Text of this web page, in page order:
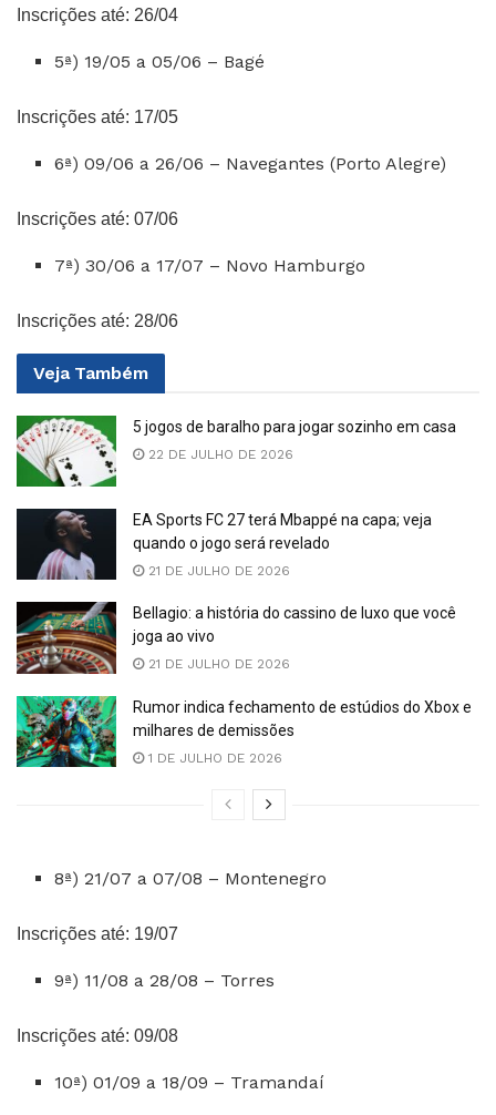
Inscrições até: 26/04
5ª) 19/05 a 05/06 – Bagé
Inscrições até: 17/05
6ª) 09/06 a 26/06 – Navegantes (Porto Alegre)
Inscrições até: 07/06
7ª) 30/06 a 17/07 – Novo Hamburgo
Inscrições até: 28/06
Veja Também
5 jogos de baralho para jogar sozinho em casa
22 DE JULHO DE 2026
EA Sports FC 27 terá Mbappé na capa; veja
quando o jogo será revelado
21 DE JULHO DE 2026
Bellagio: a história do cassino de luxo que você
joga ao vivo
21 DE JULHO DE 2026
Rumor indica fechamento de estúdios do Xbox e
milhares de demissões
1 DE JULHO DE 2026
8ª) 21/07 a 07/08 – Montenegro
Inscrições até: 19/07
9ª) 11/08 a 28/08 – Torres
Inscrições até: 09/08
10ª) 01/09 a 18/09 – Tramandaí